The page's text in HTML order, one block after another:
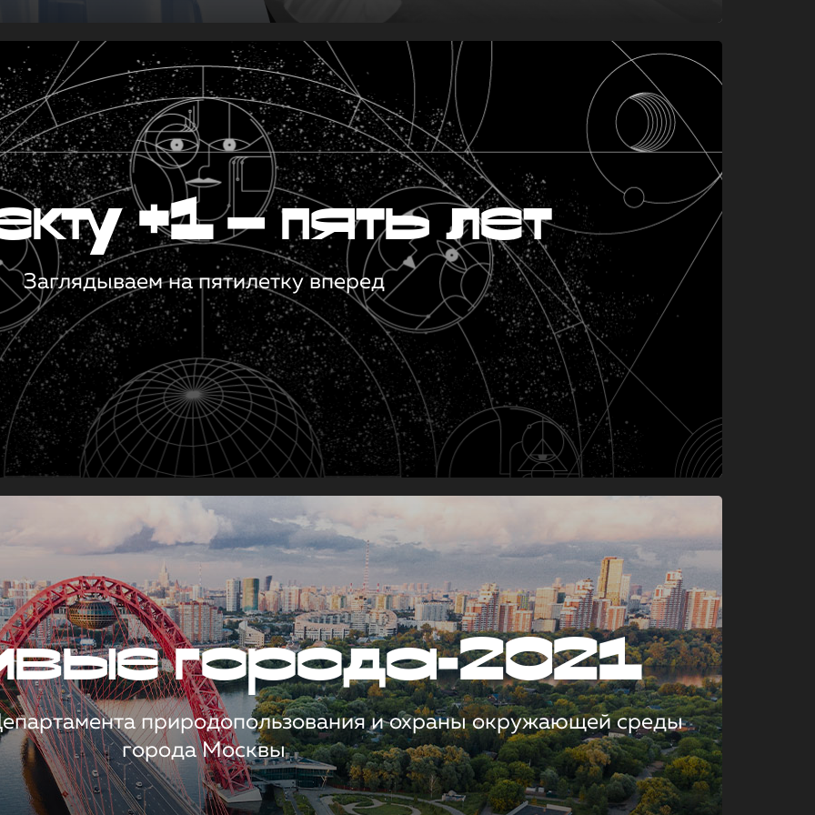
+1 — пять лет
Заглядываем на пятилетку вперед
города-2021
природопользования и охраны окружающей среды
города Москвы